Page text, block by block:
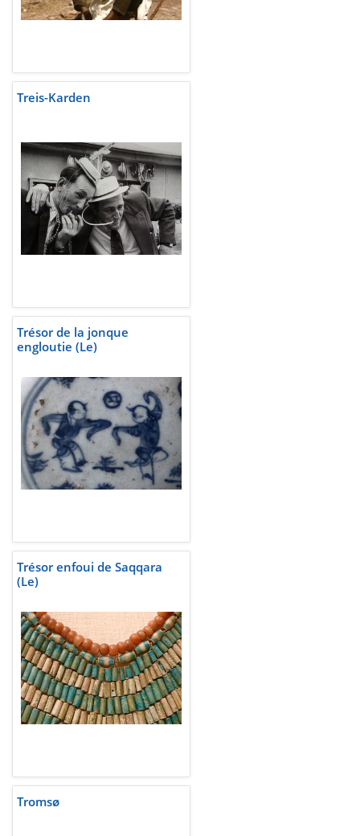
Treis-Karden
Trésor de la jonque
engloutie (Le)
Trésor enfoui de Saqqara
(Le)
Tromsø